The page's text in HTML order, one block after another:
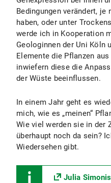
Bedingungen verändert,
haben, oder unter
werde ich in Kooperation
Geologinnen der Uni Köln
Elemente die Pflanzen
inwiefern diese die
der Wüste beeinflussen.
In einem Jahr geht es
mich, wie es „meinen“
Wie viel werden sie in der
überhaupt noch da sein?
Wiedersehen gibt.
Julia Simonis